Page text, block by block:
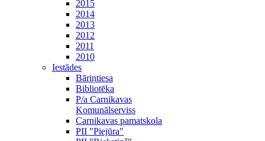
2015
2014
2013
2012
2011
2010
Iestādes
Bāriņtiesa
Bibliotēka
P/a Carnikavas
Komunālserviss
Carnikavas pamatskola
PII "Piejūra"